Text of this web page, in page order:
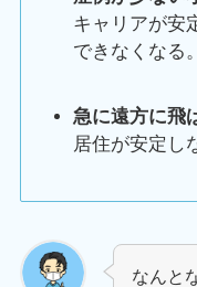
キャリアが安
できなくなる。
急に遠方に飛
居住が安定し
なんと